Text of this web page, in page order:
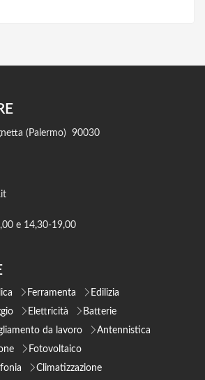
(Palermo) 90030
e 14,30-19,00
Ferramenta
Edilizia
Elettricità
Batterie
da lavoro
Antennistica
Fotovoltaico
Climatizzazione